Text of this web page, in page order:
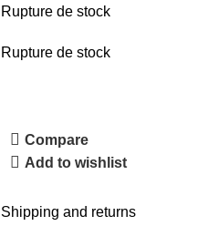
Rupture de stock
Rupture de stock
Compare
Add to wishlist
Shipping and returns